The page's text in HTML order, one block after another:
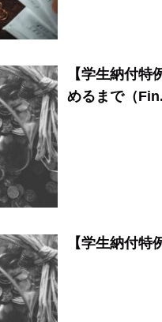
【学生納付
めるまで（Fin.
【学生納付